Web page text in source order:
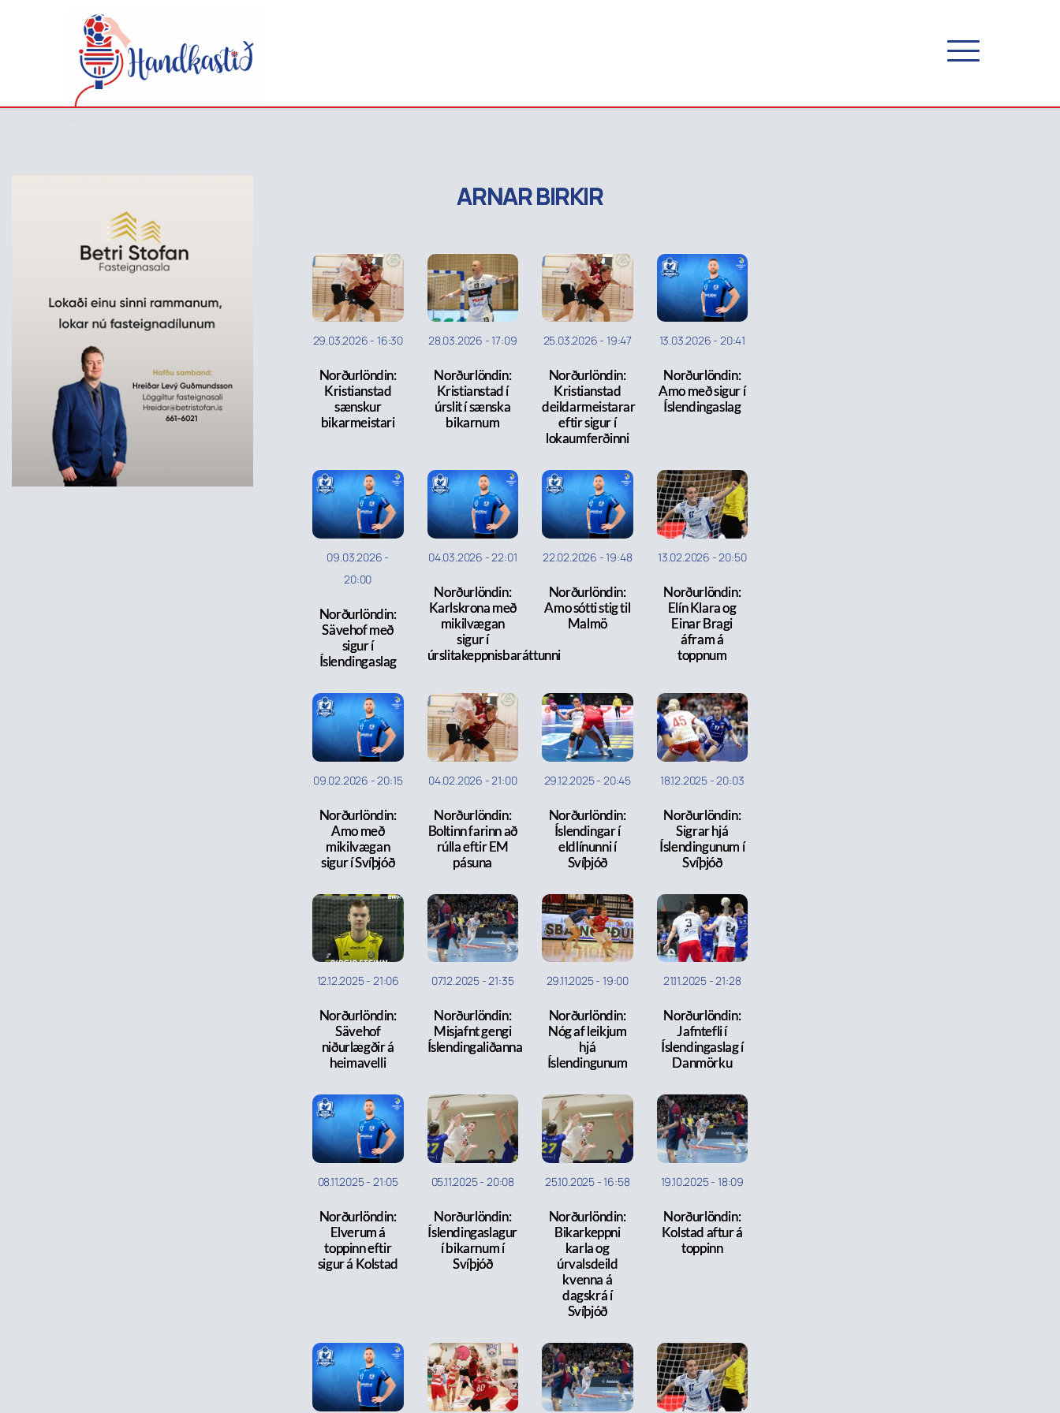
ARNAR BIRKIR
29.03.2026 - 16:30
Norðurlöndin:
Kristianstad
sænskur
bikarmeistari
28.03.2026 -17:09
Norðurlöndin:
Kristianstad í
úrslit í sænska
bikarnum
25.03.2026 - 19:47
Norðurlöndin:
Kristianstad
deildarmeistarar
eftir sigur í
lokaumferðinni
13.03.2026 - 20:41
Norðurlöndin:
Amo með sigur í
Íslendingaslag
09.03.2026 -
20:00
Norðurlöndin:
Sävehof með
sigur í
Íslendingaslag
04.03.2026 -22:01
Norðurlöndin:
Karlskrona með
mikilvægan
sigur í
úrslitakeppnisbaráttunni
22.02.2026 -19:48
Norðurlöndin:
Amo sótti stig til
Malmö
13.02.2026 -20:50
Norðurlöndin:
Elín Klara og
Einar Bragi
áfram á
toppnum
09.02.2026 -20:15
Norðurlöndin:
Amo með
mikilvægan
sigur í Svíþjóð
04.02.2026 -21:00
Norðurlöndin:
Boltinn farinn að
rúlla eftir EM
pásuna
29.12.2025- 20:45
Norðurlöndin:
Íslendingar í
eldlínunni í
Svíþjóð
18.12.2025 -20:03
Norðurlöndin:
Sigrar hjá
Íslendingunum í
Svíþjóð
12.12.2025- 21:06
Norðurlöndin:
Sävehof
niðurlægðir á
heimavelli
07.12.2025 -21:35
Norðurlöndin:
Misjafnt gengi
Íslendingaliðanna
29.11.2025- 19:00
Norðurlöndin:
Nóg af leikjum
hjá
Íslendingunum
21.11.2025 -21:28
Norðurlöndin:
Jafntefli í
Íslendingaslag í
Danmörku
08.11.2025- 21:05
Norðurlöndin:
Elverum á
toppinn eftir
sigur á Kolstad
05.11.2025- 20:08
Norðurlöndin:
Íslendingaslagur
í bikarnum í
Svíþjóð
25.10.2025 -16:58
Norðurlöndin:
Bikarkeppni
karla og
úrvalsdeild
kvenna á
dagskrá í
Svíþjóð
19.10.2025- 18:09
Norðurlöndin:
Kolstad aftur á
toppinn